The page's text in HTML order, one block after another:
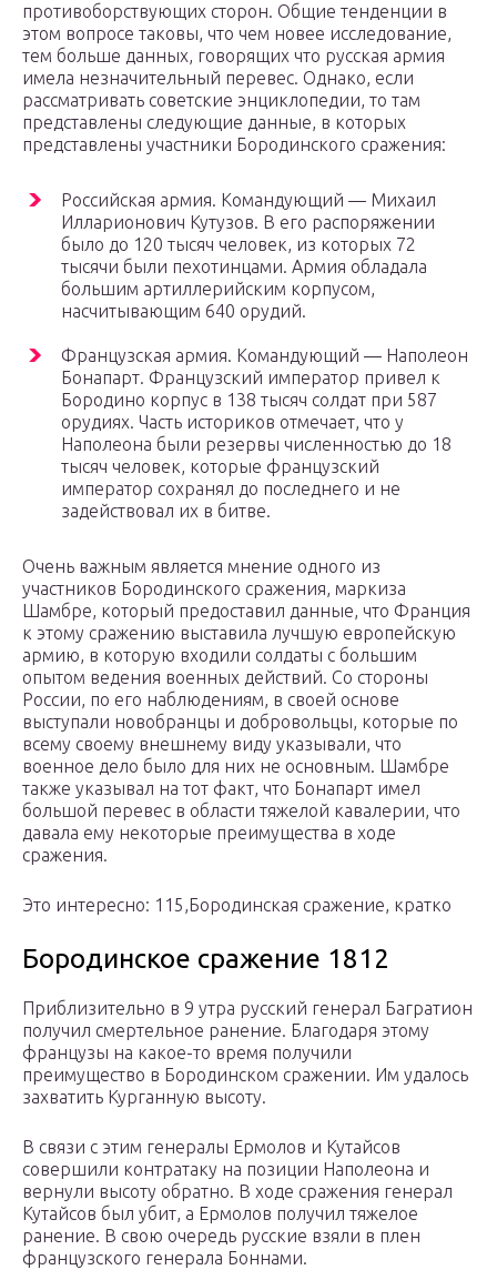
противоборствующих сторон. Общие тенденции в
этом вопросе таковы, что чем новее исследование,
тем больше данных, говорящих что русская армия
имела незначительный перевес. Однако, если
рассматривать советские энциклопедии, то там
представлены следующие данные, в которых
представлены участники Бородинского сражения:
Российская армия. Командующий — Михаил
Илларионович Кутузов. В его распоряжении
было до 120 тысяч человек, из которых 72
тысячи были пехотинцами. Армия обладала
большим артиллерийским корпусом,
насчитывающим 640 орудий.
Французская армия. Командующий — Наполеон
Бонапарт. Французский император привел к
Бородино корпус в 138 тысяч солдат при 587
орудиях. Часть историков отмечает, что у
Наполеона были резервы численностью до 18
тысяч человек, которые французский
император сохранял до последнего и не
задействовал их в битве.
Очень важным является мнение одного из
участников Бородинского сражения, маркиза
Шамбре, который предоставил данные, что Франция
к этому сражению выставила лучшую европейскую
армию, в которую входили солдаты с большим
опытом ведения военных действий. Со стороны
России, по его наблюдениям, в своей основе
выступали новобранцы и добровольцы, которые по
всему своему внешнему виду указывали, что
военное дело было для них не основным. Шамбре
также указывал на тот факт, что Бонапарт имел
большой перевес в области тяжелой кавалерии, что
давала ему некоторые преимущества в ходе
сражения.
Это интересно: 115,Бородинская сражение, кратко
Бородинское сражение 1812
Приблизительно в 9 утра русский генерал Багратион
получил смертельное ранение. Благодаря этому
французы на какое-то время получили
преимущество в Бородинском сражении. Им удалось
захватить Курганную высоту.
В связи с этим генералы Ермолов и Кутайсов
совершили контратаку на позиции Наполеона и
вернули высоту обратно. В ходе сражения генерал
Кутайсов был убит, а Ермолов получил тяжелое
ранение. В свою очередь русские взяли в плен
французского генерала Боннами.